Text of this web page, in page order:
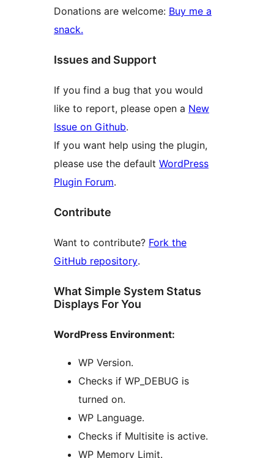
Donations are welcome: Buy me a
snack.
Issues and Support
If you find a bug that you would
like to report, please open a New
Issue on Github.
If you want help using the plugin,
please use the default WordPress
Plugin Forum.
Contribute
Want to contribute? Fork the
GitHub repository.
What Simple System Status
Displays For You
WordPress Environment:
WP Version.
Checks if WP_DEBUG is
turned on.
WP Language.
Checks if Multisite is active.
WP Memory Limit.